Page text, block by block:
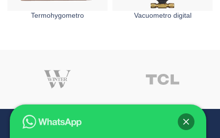
Termohygometro Vacuometro digital